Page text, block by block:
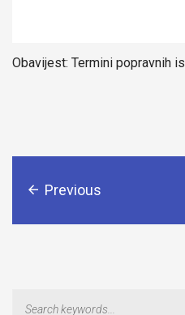
Obavijest: Termini popravnih
Previous